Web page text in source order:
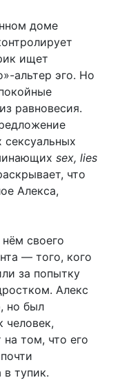
доме
ищет
альтер эго. Но
равновесия.
sex, lies
что
Алекса,
своего
— того, кого
за попытку
Алекс
но был
человек,
том, что его
в тупик.